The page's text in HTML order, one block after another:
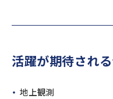
活躍が期待され
地上観測